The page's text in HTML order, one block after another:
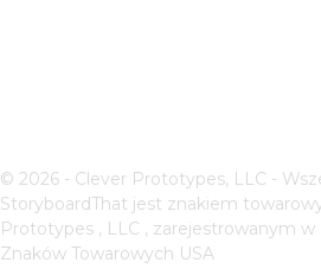
© 2026 - Clever Prototypes, LLC -
StoryboardThat jest znakiem
Prototypes , LLC , zarejestrowanym
Znaków Towarowych USA